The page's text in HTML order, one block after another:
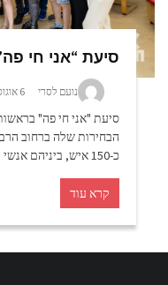
סיעת “אני חי
נועם לסרי 6 אוגוסט, 2023
סיעת "אני חי פה"
כ-150 איש, ביניהם אנשי עסקים, תקשורת, פעילים ותושבי...
קרא עוד